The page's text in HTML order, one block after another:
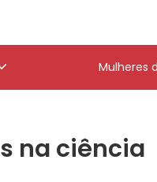
Mulheres
na ciência